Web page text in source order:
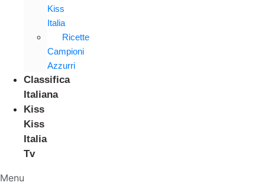
Kiss
Italia
Ricette
Campioni
Azzurri
Classifica
Italiana
Kiss
Kiss
Italia
Tv
Menu